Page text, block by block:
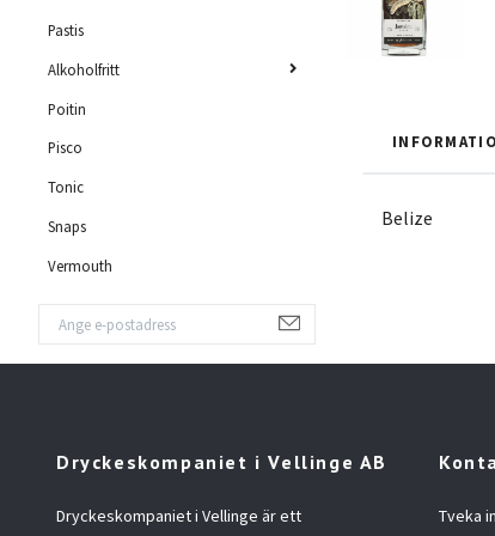
Pastis
Alkoholfritt
Poitin
Pisco
Tonic
Snaps
Vermouth
Belize
Dryckeskompaniet i Vellinge AB
Dryckeskompaniet i Vellinge är ett
Tveka